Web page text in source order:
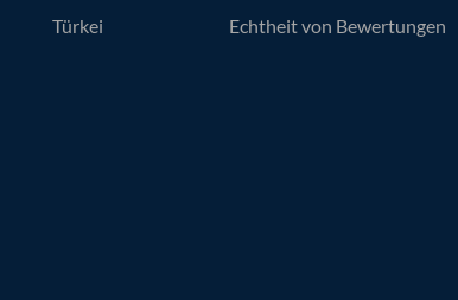
Türkei
Echtheit von Bewertungen